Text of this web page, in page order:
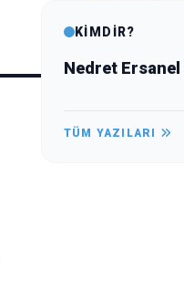
KİMDİR?
Nedret
TÜM YAZILARI